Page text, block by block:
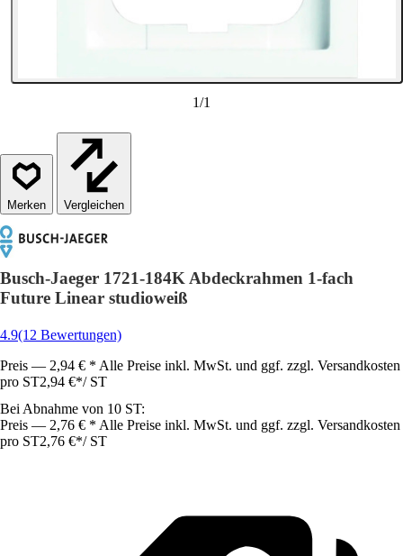
1/1
Vergleichen
Busch-Jaeger 1721-184K Abdeckrahmen 1-fach
Future Linear studioweiß
4.9(12 Bewertungen)
Preis — 2,94 € * Alle Preise inkl. MwSt. und ggf. zzgl. Versandkosten
pro ST2,94 €*/ ST
Bei Abnahme von 10 ST:
Preis — 2,76 € * Alle Preise inkl. MwSt. und ggf. zzgl. Versandkosten
pro ST2,76 €*/ ST